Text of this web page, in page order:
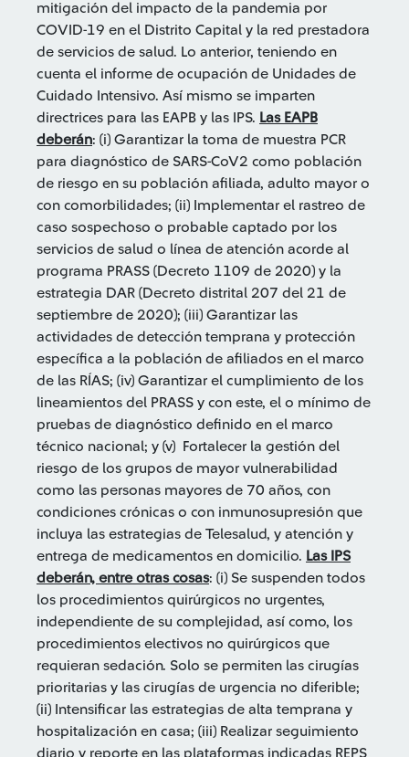
mitigación del impacto de la pandemia por
COVID-19 en el Distrito Capital y la red prestadora
de servicios de salud. Lo anterior, teniendo en
cuenta el informe de ocupación de Unidades de
Cuidado Intensivo. Así mismo se imparten
directrices para las EAPB y las IPS. Las EAPB
deberán: (i) Garantizar la toma de muestra PCR
para diagnóstico de SARS-CoV2 como población
de riesgo en su población afiliada, adulto mayor o
con comorbilidades; (ii) Implementar el rastreo de
caso sospechoso o probable captado por los
servicios de salud o línea de atención acorde al
programa PRASS (Decreto 1109 de 2020) y la
estrategia DAR (Decreto distrital 207 del 21 de
septiembre de 2020); (iii) Garantizar las
actividades de detección temprana y protección
específica a la población de afiliados en el marco
de las RÍAS; (iv) Garantizar el cumplimiento de los
lineamientos del PRASS y con este, el o mínimo de
pruebas de diagnóstico definido en el marco
técnico nacional; y (v) Fortalecer la gestión del
riesgo de los grupos de mayor vulnerabilidad
como las personas mayores de 70 años, con
condiciones crónicas o con inmunosupresión que
incluya las estrategias de Telesalud, y atención y
entrega de medicamentos en domicilio. Las IPS
deberán, entre otras cosas: (i) Se suspenden todos
los procedimientos quirúrgicos no urgentes,
independiente de su complejidad, así como, los
procedimientos electivos no quirúrgicos que
requieran sedación. Solo se permiten las cirugías
prioritarias y las cirugías de urgencia no diferible;
(ii) Intensificar las estrategias de alta temprana y
hospitalización en casa; (iii) Realizar seguimiento
diario y reporte en las plataformas indicadas REPS